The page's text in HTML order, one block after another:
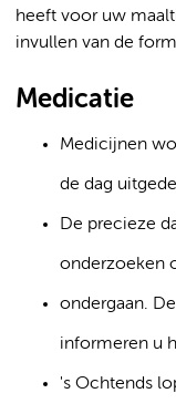
heeft voor uw
invullen van de
Medicatie
Medicijnen
de dag
De precieze
onderzoeken
ondergaan.
informeren u
's Ochtends